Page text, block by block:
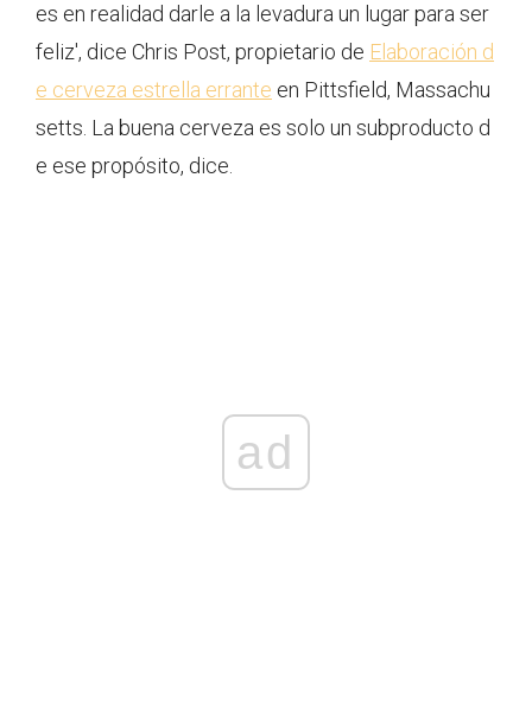
es en realidad darle a la levadura un lugar para ser
feliz', dice Chris Post, propietario de Elaboración d
e cerveza estrella errante en Pittsfield, Massachu
setts. La buena cerveza es solo un subproducto d
e ese propósito, dice.
ad